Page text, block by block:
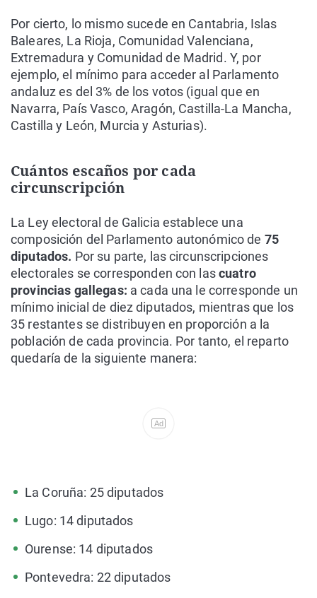
Por cierto, lo mismo sucede en Cantabria, Islas
Baleares, La Rioja, Comunidad Valenciana,
Extremadura y Comunidad de Madrid. Y, por
ejemplo, el mínimo para acceder al Parlamento
andaluz es del 3% de los votos (igual que en
Navarra, País Vasco, Aragón, Castilla-La Mancha,
Castilla y León, Murcia y Asturias).
Cuántos escaños por cada
circunscripción
La Ley electoral de Galicia establece una
composición del Parlamento autonómico de 75
diputados. Por su parte, las circunscripciones
electorales se corresponden con lascuatro
provincias gallegas: a cada una le corresponde un
mínimo inicial de diez diputados, mientras que los
35 restantes se distribuyen en proporción a la
población de cada provincia. Por tanto, el reparto
quedaría de la siguiente manera:
Ad
La Coruña: 25 diputados
Lugo: 14 diputados
Ourense: 14 diputados
Pontevedra: 22 diputados